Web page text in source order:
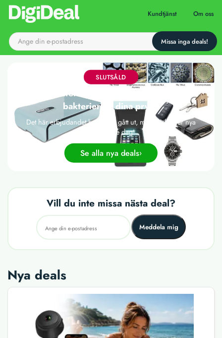
Till startsidan Kundtjänst Om oss
SLUTSÅLD
Kraftfull sterilisator som eliminerar virus &
bakterier på dina prylar
Det här erbjudandet har tyvärr gått ut, men vi släpper nya
deals varje dag!
Se alla nya deals
Vill du inte missa nästa deal?
Meddela mig
Nya deals